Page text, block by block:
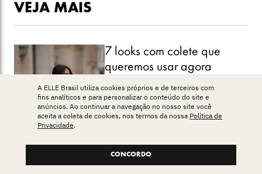
VEJA MAIS
7 looks com colete que
queremos usar agora
A ELLE Brasil utiliza cookies próprios e de terceiros com
fins analíticos e para personalizar o conteúdo do site e
anúncios. Ao continuar a navegação no nosso site você
aceita a coleta de cookies, nos termos da nossa Política de
Privacidade.
CONCORDO